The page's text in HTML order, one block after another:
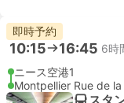
即時予約
10:15 16:45 6時
ニース空港1
Montpellier Rue de
スタ